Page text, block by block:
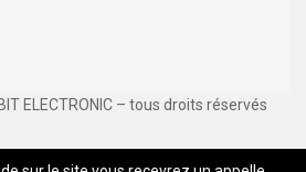
ELECTRONIC – tous droits réservés